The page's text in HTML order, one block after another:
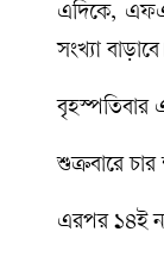
এদিকে,
সংখ্যা
বৃহস্পতিবার
শুক্রবারে
এরপর ১৪ই